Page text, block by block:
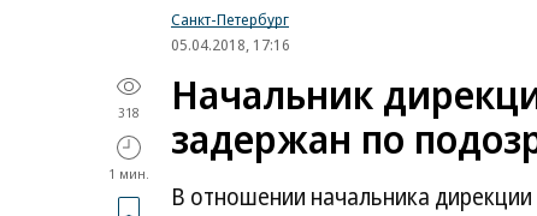
Санкт-Петербург
05.04.2018, 17:16
318
1 мин.
Начальник
задержан по
В отношении начальника